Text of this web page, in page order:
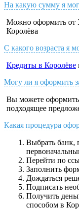
На какую сумму я
Можно оформить от
Королёва
С какого возраста я
Кредиты в Королёве
Могу ли я оформить
Вы можете оформить
подходящее
Какая процедура
Выбрать банк,
Перейти по
Заполнить
Дождаться
Подписать
Получить
способом в